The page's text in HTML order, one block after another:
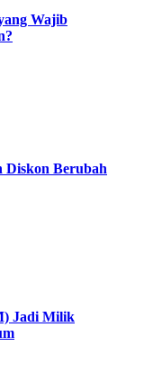
Wajib
Diskon Berubah
Jadi Milik